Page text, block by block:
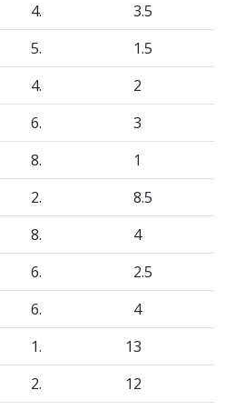
4. 3.5
5. 1.5
4.
2
6.
3
8.
1
2. 8.5
8.
4
6. 2.5
6.
4
1.
13
2.
12